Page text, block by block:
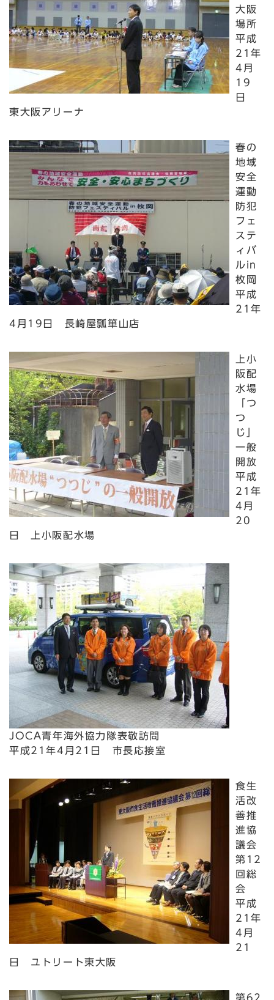
大阪
場所
平成
21年
4月
19
日
東大阪アリーナ
春の
地域
安全
運動
防犯
フェ
ステ
ィバ
ルin
枚岡
平成
21年
4月19日 長崎屋瓢箪山店
上小
阪配
水場
「つ
つ
じ」
一般
開放
平成
21年
4月
20
日 上小阪配水場
JOCA青年海外協力隊表敬訪問
平成21年4月21日 市長応接室
食生
活改
善推
進協
議会
第12
回総
会
平成
21年
4月
21
日 ユトリート東大阪
第62